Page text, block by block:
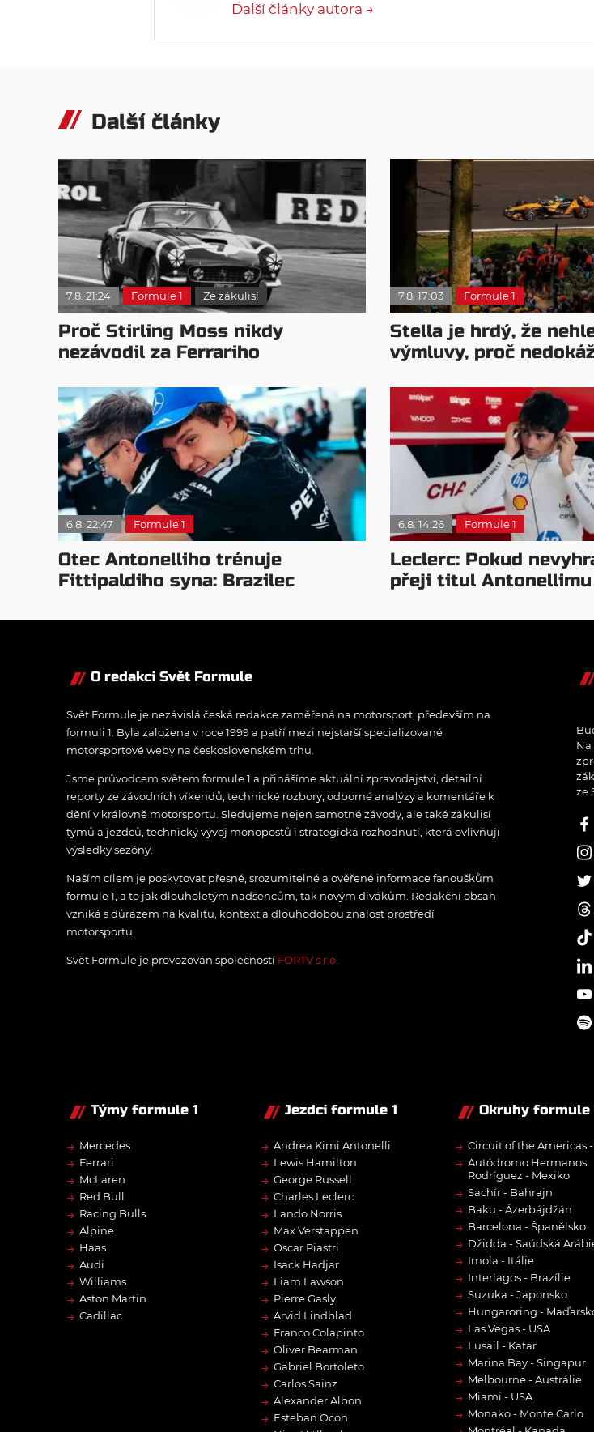
Další články autora →
Další články
7.8. 21:24 Formule 1 Ze zákulisí
Proč Stirling Moss nikdy
nezávodil za Ferrariho
7.8. 17:03 Formule 1
Stella je hrdý, že
výmluvy, proč
6.8. 22:47 Formule 1
Otec Antonelliho trénuje
Fittipaldiho syna: Brazilec
6.8. 14:26 Formule 1
Leclerc: Pokud
přeji titul Antonellimu
O redakci Svět Formule
Svět Formule je nezávislá česká redakce zaměřená na motorsport, především na
formuli 1. Byla založena v roce 1999 a patří mezi nejstarší specializované
motorsportové weby na československém trhu.
Jsme průvodcem světem formule 1 a přinášíme aktuální zpravodajství, detailní
reporty ze závodních víkendů, technické rozbory, odborné analýzy a komentáře k
dění v královně motorsportu. Sledujeme nejen samotné závody, ale také zákulisí
týmů a jezdců, technický vývoj monopostů i strategická rozhodnutí, která ovlivňují
výsledky sezóny.
Naším cílem je poskytovat přesné, srozumitelné a ověřené informace fanouškům
formule 1, a to jak dlouholetým nadšencům, tak novým divákům. Redakční obsah
vzniká s důrazem na kvalitu, kontext a dlouhodobou znalost prostředí
motorsportu.
Svět Formule je provozován společností FORTV s.r.o.
ze
Týmy formule 1
→ Mercedes
→ Ferrari
→ McLaren
→ Red Bull
→ Racing Bulls
→ Alpine
→ Haas
→ Audi
→ Williams
→ Aston Martin
→ Cadillac
Jezdci formule 1
→ Andrea Kimi Antonelli
→ Lewis Hamilton
→ George Russell
→ Charles Leclerc
→ Lando Norris
→ Max Verstappen
→ Oscar Piastri
→ Isack Hadjar
→ Liam Lawson
→ Pierre Gasly
→ Arvid Lindblad
→ Franco Colapinto
→ Oliver Bearman
→ Gabriel Bortoleto
→ Carlos Sainz
→ Alexander Albon
→ Esteban Ocon
Okruhy formule
→ Circuit of the Americas -
→ Autódromo Hermanos
Rodríguez - Mexiko
→ Sachír - Bahrajn
→ Baku - Ázerbájdžán
→ Barcelona - Španělsko
→ Džidda - Saúdská
→ Imola - Itálie
→ Interlagos - Brazílie
→ Suzuka - Japonsko
→ Hungaroring -
→ Las Vegas - USA
→ Lusail - Katar
→ Marina Bay - Singapur
→ Melbourne - Austrálie
→ Miami - USA
→ Monako - Monte Carlo